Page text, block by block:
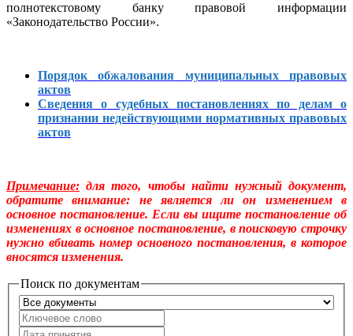
полнотекстовому банку правовой информации
«Законодательство России».
Порядок обжалования муниципальных правовых
актов
Сведения о судебных постановлениях по делам о
признании недействующими нормативных правовых
актов
Примечание: для того, чтобы найти нужный документ,
обратите внимание: не является ли он изменением в
основное постановление. Если вы ищите постановление об
изменениях в основное постановление, в поисковую строчку
нужно вбивать номер основного постановления, в которое
вносятся изменения.
Поиск по документам